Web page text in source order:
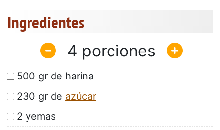
Ingredientes
4
500 gr de harina
230 gr de azúcar
2 yemas